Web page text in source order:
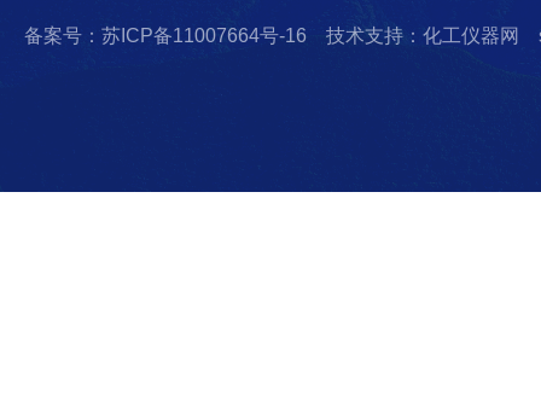
备案号：苏ICP备11007664号-16 技术支持：化工仪器网